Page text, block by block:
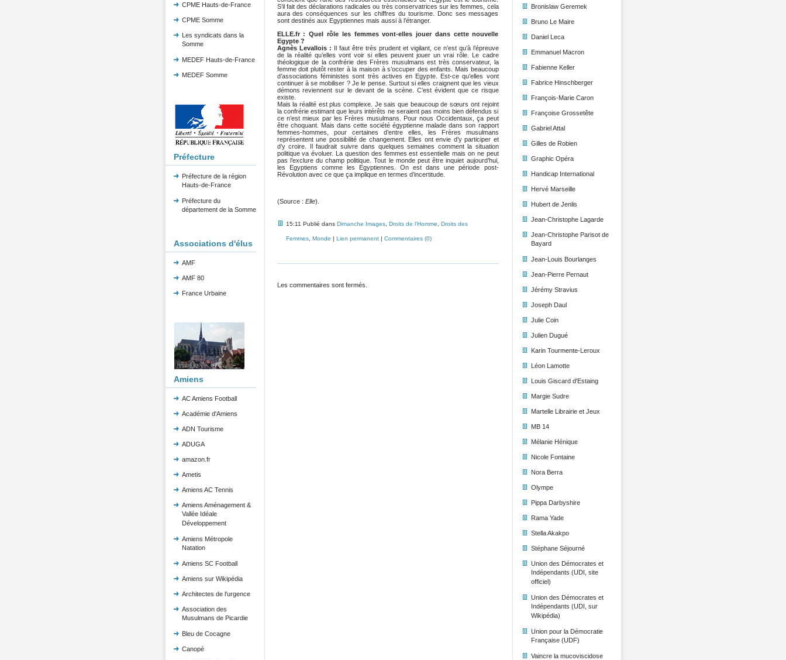
CPME Hauts-de-France
CPME Somme
Les syndicats dans la
Somme
MEDEF Hauts-de-France
MEDEF Somme
Préfecture
Préfecture de la région
Hauts-de-France
Préfecture du
département de la Somme
Associations d'élus
AMF
AMF 80
France Urbaine
Amiens
AC Amiens Football
Académie d'Amiens
ADN Tourisme
ADUGA
amazon.fr
Ametis
Amiens AC Tennis
Amiens Aménagement &
Vallée Idéale
Développement
Amiens Métropole
Natation
Amiens SC Football
Amiens sur Wikipédia
Architectes de l'urgence
Association des
Musulmans de Picardie
Bleu de Cocagne
Canopé
Bronislaw Geremek
Bruno Le Maire
Daniel Leca
Emmanuel Macron
Fabienne Keller
Fabrice Hinschberger
François-Marie Caron
Françoise Grossetête
Gabriel Attal
Gilles de Robien
Graphic Opéra
Handicap International
Hervé Marseille
Hubert de Jenlis
Jean-Christophe Lagarde
Jean-Christophe Parisot de
Bayard
Jean-Louis Bourlanges
Jean-Pierre Pernaut
Jérémy Stravius
Joseph Daul
Julie Coin
Julien Dugué
Karin Tourmente-Leroux
Léon Lamotte
Louis Giscard d'Estaing
Margie Sudre
Martelle Librairie et Jeux
MB 14
Mélanie Hénique
Nicole Fontaine
Nora Berra
Olympe
Pippa Darbyshire
Rama Yade
Stella Akakpo
Stéphane Séjourné
Union des Démocrates et
Indépendants (UDI, site
officiel)
Union des Démocrates et
Indépendants (UDI, sur
Wikipédia)
Union pour la Démocratie
Française (UDF)
Vaincre la mucoviscidose
S’il fait des déclarations radicales ou très conservatrices sur les femmes, cela
aura des conséquences sur les chiffres du tourisme. Donc ses messages
sont destinés aux Egyptiennes mais aussi à l’étranger.
ELLE.fr : Quel rôle les femmes vont-elles jouer dans cette nouvelle
Egypte ?
Agnès Levallois :
Il faut être très prudent et vigilant, ce n’est qu’à l’épreuve
de la réalité qu’elles vont voir si elles peuvent jouer un vrai rôle. Le cadre
théologique de la confrérie des Frères musulmans est très conservateur, la
femme doit plutôt rester à la maison à s’occuper des enfants. Mais beaucoup
d’associations féministes sont très actives en Egypte. Est-ce qu’elles vont
continuer à se mobiliser ? Je le pense. Surtout si elles craignent que les vieux
démons reviennent sur le devant de la scène. C’est évident que ce risque
existe.
Mais la réalité est plus complexe. Je sais que beaucoup de sœurs ont rejoint
la confrérie estimant que leurs intérêts ne seraient pas moins bien défendus si
ce n’est mieux par les Frères musulmans. Pour nous Occidentaux, ça peut
être choquant. Mais dans cette société égyptienne malade dans son rapport
femmes-hommes, pour certaines d’entre elles, les Frères musulmans
représentent une possibilité de changement. Elles ont envie d’y participer et
d’y croire. Il faudrait suivre dans quelques semaines comment la situation
politique va évoluer. La question des femmes est essentielle mais on ne peut
pas l’exclure du champ politique. Tout le monde peut être inquiet aujourd’hui,
les Egyptiens comme les Egyptiennes. On est dans une période post-
Révolution avec ce que ça implique en termes d’incertitude.
(Source : Elle).
15:11 Publié dans Dimanche Images, Droits de l'Homme, Droits des
Femmes, Monde Lien permanent| Commentaires (0)
Les commentaires sont fermés.